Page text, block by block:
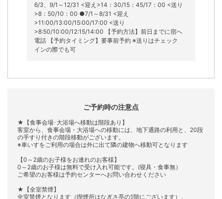
6/3、9/1～12/31 <迎え>14：30/15：45/17：00 <送り
>8：50/10：00 ●7/1～8/31 <迎え
>11:00/13:00/15:00/17:00 <送り
>8:50/10:00/12:15/14:00 【予約方法】前日までに宿へ
電話 【予約タイミング】要事前予約 ※送りはチェック
インの際でも可
ご予約時の注意点
★【食事会場･大浴場へ移動は階段あり】
客室から、食事会場・大浴場への移動には、地下通路の利用と、20段
の手すり付きの階段移動がございます。
※車いすをご利用の場合は外に出て隣の建物へ移動可となります
【0～2歳のお子様をお連れのお客様】
0～2歳のお子様は無料で受け入れ可能です。(寝具・食事無）
ご希望のお客様は予約センターへお問い合わせください
★【全室禁煙】
全室禁煙となります（喫煙所はなぎさ亭の1階にございます）。